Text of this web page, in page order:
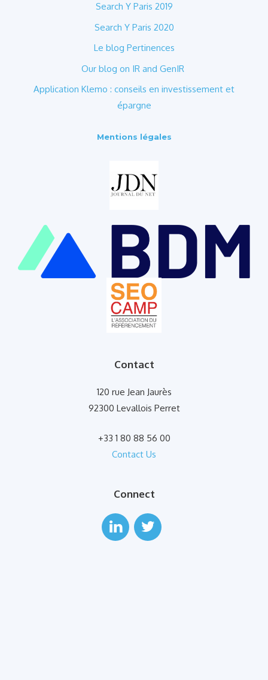
Search Y Paris 2019
Search Y Paris 2020
Le blog Pertinences
Our blog on IR and GenIR
Application Klemo : conseils en investissement et
épargne
Mentions légales
Contact
120 rue Jean Jaurès
92300 Levallois Perret
+33 1 80 88 56 00
Contact Us
Connect